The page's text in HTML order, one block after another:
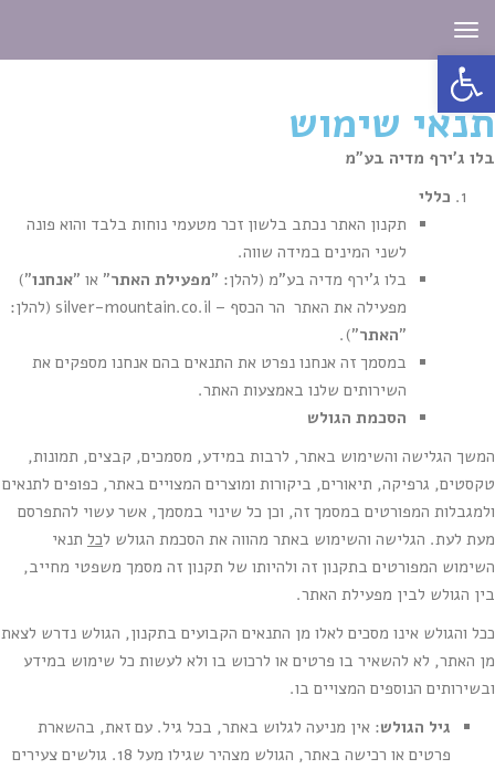
פתח סרגל נגישות
תפריט
תנאי שימוש
בלו ג'ירף מדיה בע"מ
כללי
תקנון האתר נכתב בלשון זכר מטעמי נוחות בלבד והוא פונה
לשני המינים במידה שווה.
בלו ג'ירף מדיה בע"מ (להלן: "מפעילת האתר" או "אנחנו")
מפעילה את האתר הר הכסף – silver-mountain.co.il (להלן:
"האתר").
במסמך זה אנחנו נפרט את התנאים בהם אנחנו מספקים את
השירותים שלנו באמצעות האתר.
הסכמת הגולש
המשך הגלישה והשימוש באתר, לרבות במידע, מסמכים, קבצים, תמונות,
טקסטים, גרפיקה, תיאורים, ביקורות ומוצרים המצויים באתר, כפופים לתנאים
ולמגבלות המפורטים במסמך זה, וכן כל שינוי במסמך, אשר עשוי להתפרסם
מעת לעת. הגלישה והשימוש באתר מהווה את הסכמת הגולש לכל תנאי
השימוש המפורטים בתקנון זה ולהיותו של תקנון זה מסמך משפטי מחייב,
בין הגולש לבין מפעילת האתר.
ככל והגולש אינו מסכים לאלו מן התנאים הקבועים בתקנון, הגולש נדרש לצאת
מן האתר, לא להשאיר בו פרטים או לרכוש בו ולא לעשות כל שימוש במידע
ובשירותים הנוספים המצויים בו.
גיל הגולש: אין מניעה לגלוש באתר, בכל גיל. עם זאת, בהשארת
פרטים או רכישה באתר, הגולש מצהיר שגילו מעל 18. גולשים צעירים